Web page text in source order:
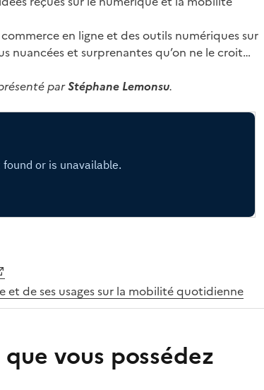
en ligne et des outils numériques sur
nuancées et surprenantes qu’on ne le croit…
parStéphane Lemonsu.
de ses usages sur la mobilité quotidienne
vous possédez